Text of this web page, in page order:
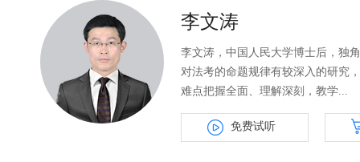
李文涛
李文涛，中国人民大学博士后，独
对法考的命题规律有较深入的研究
难点把握全面、理解深刻，教学...
免费试听